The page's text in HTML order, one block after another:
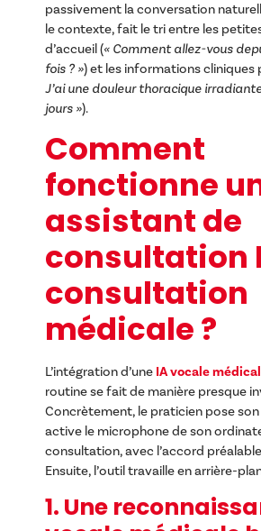
passivement la conversation
le contexte, fait le tri entre les
d’accueil (« Comment allez-vous
fois ? ») et les informations cliniques
J’ai une douleur thoracique
jours »).
Comment
fonctionne
assistant de
consultation
consultation
médicale ?
L’intégration d’une IA vocale
routine se fait de manière presque
Concrètement, le praticien pose
active le microphone de son
consultation, avec l’accord
Ensuite, l’outil travaille en arrière-
1. Une